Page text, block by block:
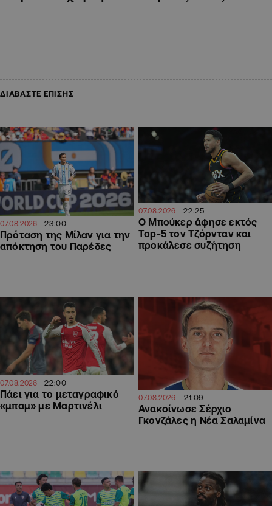
ΔΙΑΒΑΣΤΕ ΕΠΙΣΗΣ
07.08.2026 23:00
Πρόταση της Μίλαν για την
απόκτηση του Παρέδες
07.08.2026 22:25
Ο Μπούκερ άφησε εκτός
Top-5 τον Τζόρνταν και
προκάλεσε συζήτηση
07.08.2026 22:00
Πάει για το μεταγραφικό
«μπαμ» με Μαρτινέλι
07.08.2026 21:09
Ανακοίνωσε Σέρχιο
Γκονζάλες η Νέα Σαλαμίνα